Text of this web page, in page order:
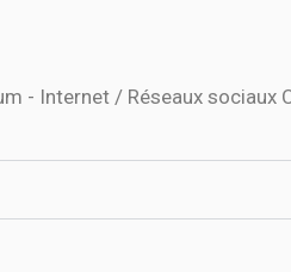
- Internet / Réseaux sociaux